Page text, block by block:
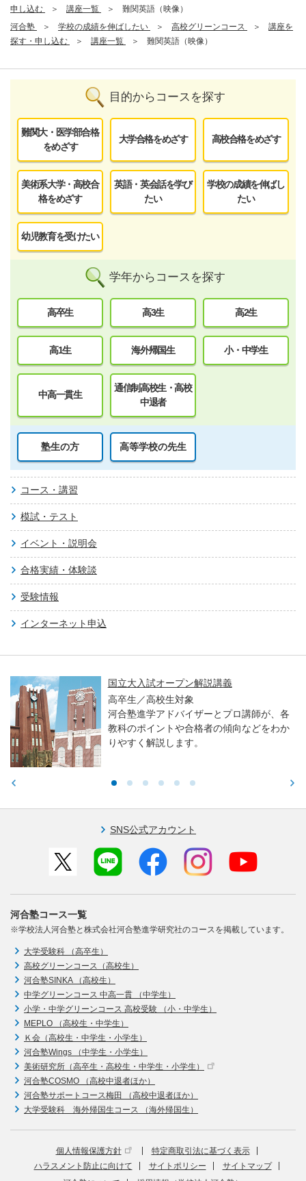
申し込む
講座一覧
難関英語（映像）
河合塾
学校の成績を伸ばしたい 高校グリーンコース
講座を
探す・申し込む
講座一覧 難関英語（映像）
目的からコースを探す
難関大・医学部合格
をめざす
大学合格をめざす 高校合格をめざす
美術系大学・高校合
格をめざす
英語・英会話を学び
たい
学校の成績を伸ばし
たい
幼児教育を受けたい
学年からコースを探す
高卒生 高3生 高2生
高1生 海外帰国生 小・中学生
中高一貫生
通信制高校生・高校
中退者
塾生の方 高等学校の先生
コース・講習
模試・テスト
イベント・説明会
合格実績・体験談
受験情報
インターネット申込
国立大入試オープン解説講義
高卒生／高校生対象
河合塾進学アドバイザーとプロ講師が、各
教科のポイントや合格者の傾向などをわか
りやすく解説します。
SNS公式アカウント
河合塾コース一覧
※学校法人河合塾と株式会社河合塾進学研究社のコースを掲載しています。
大学受験科 （高卒生）
高校グリーンコース（高校生）
河合塾SINKA （高校生）
中学グリーンコース 中高一貫 （中学生）
小学・中学グリーンコース 高校受験 （小・中学生）
MEPLO （高校生・中学生）
Ｋ会（高校生・中学生・小学生）
河合塾Wings （中学生・小学生）
美術研究所（高卒生・高校生・中学生・小学生）
河合塾COSMO （高校中退者ほか）
河合塾サポートコース梅田 （高校中退者ほか）
大学受験科 海外帰国生コース （海外帰国生）
個人情報保護方針
特定商取引法に基づく表示
ハラスメント防止に向けて
サイトポリシー
サイトマップ